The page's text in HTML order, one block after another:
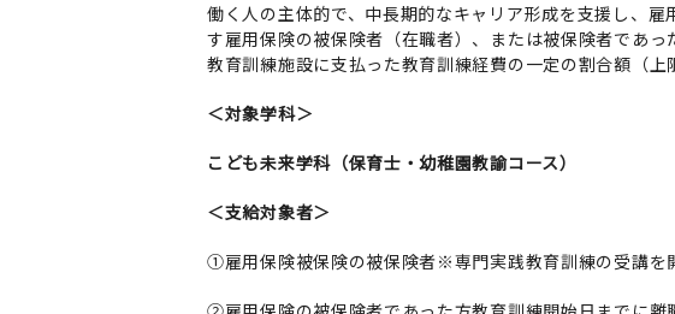
働く人の主体的で、中長期的なキャリア形成を支援し、
す雇用保険の被保険者（在職者）、または被保険者であ
教育訓練施設に支払った教育訓練経費の一定の割合額（上
＜対象学科＞
こども未来学科（保育士・幼稚園教諭コース）
＜支給対象者＞
①雇用保険被保険の被保険者※専門実践教育訓練の受講を